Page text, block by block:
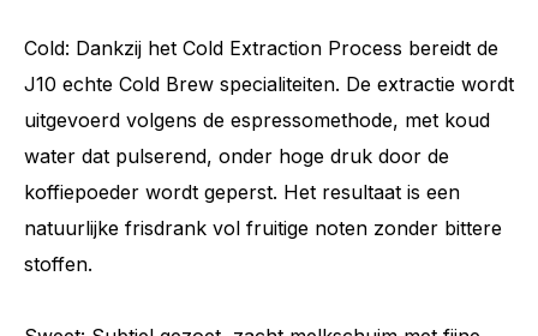
Cold: Dankzij het Cold Extraction Process bereidt de
J10 echte Cold Brew specialiteiten. De extractie wordt
uitgevoerd volgens de espressomethode, met koud
water dat pulserend, onder hoge druk door de
koffiepoeder wordt geperst. Het resultaat is een
natuurlijke frisdrank vol fruitige noten zonder bittere
stoffen.